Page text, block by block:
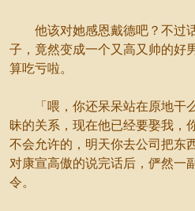
他该对她感恩戴德吧？不过
子，竟然变成一个又高又帅的好
算吃亏啦。
「喂，你还呆呆站在原地干
昧的关系，现在他已经要娶我，
不会允许的，明天你去公司把东
对康宣高傲的说完话后，俨然一
令。